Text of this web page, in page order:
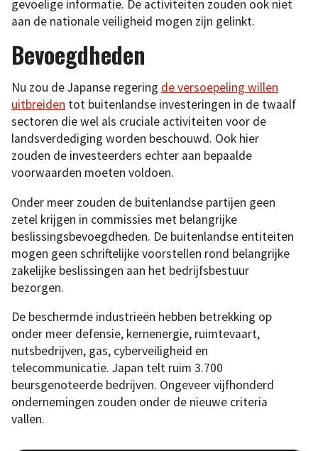
gevoelige informatie. De activiteiten zouden ook niet
aan de nationale veiligheid mogen zijn gelinkt.
Bevoegdheden
Nu zou de Japanse regering de versoepeling willen
uitbreiden tot buitenlandse investeringen in de twaalf
sectoren die wel als cruciale activiteiten voor de
landsverdediging worden beschouwd. Ook hier
zouden de investeerders echter aan bepaalde
voorwaarden moeten voldoen.
Onder meer zouden de buitenlandse partijen geen
zetel krijgen in commissies met belangrijke
beslissingsbevoegdheden. De buitenlandse entiteiten
mogen geen schriftelijke voorstellen rond belangrijke
zakelijke beslissingen aan het bedrijfsbestuur
bezorgen.
De beschermde industrieën hebben betrekking op
onder meer defensie, kernenergie, ruimtevaart,
nutsbedrijven, gas, cyberveiligheid en
telecommunicatie. Japan telt ruim 3.700
beursgenoteerde bedrijven. Ongeveer vijfhonderd
ondernemingen zouden onder de nieuwe criteria
vallen.